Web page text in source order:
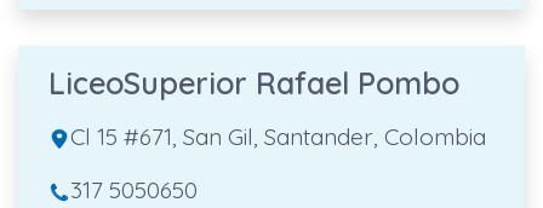
LiceoSuperior Rafael Pombo
Cl 15 #671, San Gil, Santander, Colombia
317 5050650